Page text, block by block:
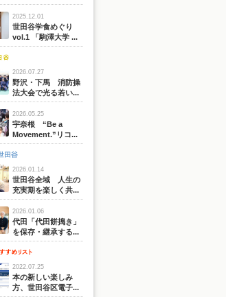
2025.12.01
世田谷学食めぐり
vol.1 「駒澤大学 ...
2026.07.27
野沢・下馬 消防操
法大会で光る若い...
2026.05.25
宇奈根 “Be a
Movement.”リコ...
2026.01.14
世田谷全域 人生の
充実期を楽しく共...
2026.01.06
代田「代田餅搗き」
を保存・継承する...
2022.07.25
本の新しい楽しみ
方、世田谷区電子...